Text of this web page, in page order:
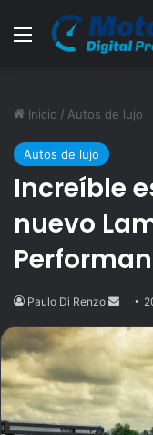
Menú
Inicio / Autos de lujo
Autos de lujo
Increíble
nuevo
Paulo Di Renzo
Send